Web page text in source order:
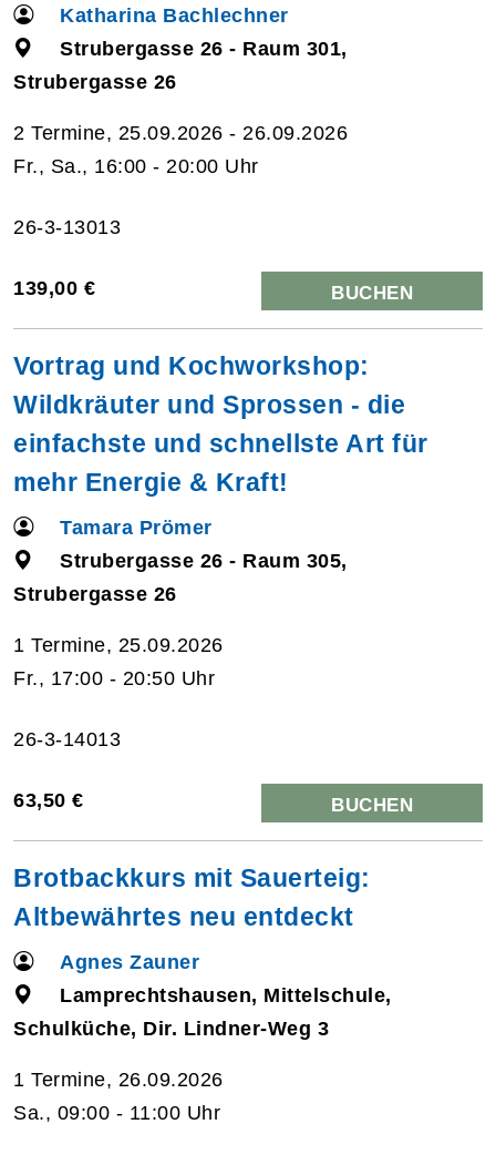
Katharina Bachlechner
Strubergasse 26 - Raum 301,
Strubergasse 26
2 Termine, 25.09.2026 - 26.09.2026
Fr., Sa., 16:00 - 20:00 Uhr
26-3-13013
139,00 € BUCHEN
Vortrag und Kochworkshop:
Wildkräuter und Sprossen - die
einfachste und schnellste Art für
mehr Energie & Kraft!
Tamara Prömer
Strubergasse 26 - Raum 305,
Strubergasse 26
1 Termine, 25.09.2026
Fr., 17:00 - 20:50 Uhr
26-3-14013
63,50 € BUCHEN
Brotbackkurs mit Sauerteig:
Altbewährtes neu entdeckt
Agnes Zauner
Lamprechtshausen, Mittelschule,
Schulküche, Dir. Lindner-Weg 3
1 Termine, 26.09.2026
Sa., 09:00 - 11:00 Uhr